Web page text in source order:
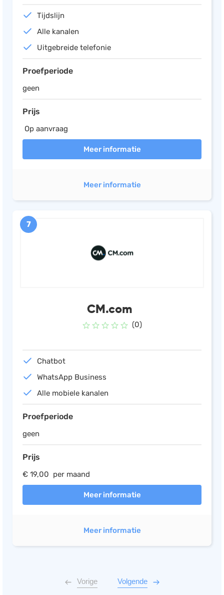
Tijdslijn
Alle kanalen
Uitgebreide telefonie
Proefperiode
geen
Prijs
Op aanvraag
Meer informatie
Meer informatie
7
CM.com
(0)
Chatbot
WhatsApp Business
Alle mobiele kanalen
Proefperiode
geen
Prijs
€ 19,00 per maand
Meer informatie
Meer informatie
Vorige Volgende